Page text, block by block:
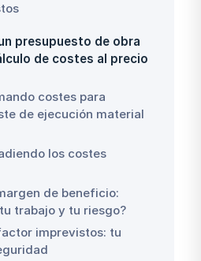
presupuesto de obra
de costes al precio
costes para
de ejecución material
los costes
de beneficio:
trabajo y tu riesgo?
imprevistos: tu